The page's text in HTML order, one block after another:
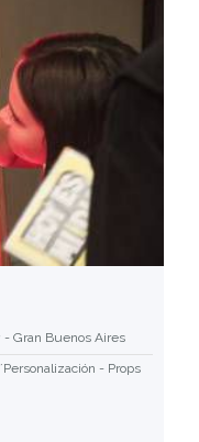
- Gran Buenos Aires
- Props